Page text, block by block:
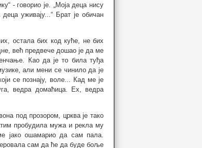
- говорио је. „Моја деца нису
уживају...“ Брат је обичан
остала бих код куће, не бих
већ предвече дошао је да ме
Као да је то била туђа
али мени се чинило да је
се познају, воле... Кад ме је
ведра домаћица. Ех, ведра
под прозором, црква је тако
пробудила мужа и рекла му
јако ошамарио да сам пала.
сам да ће да буде боље